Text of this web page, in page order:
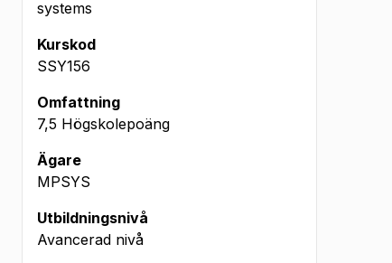
systems
Kurskod
SSY156
Omfattning
7,5 Högskolepoäng
Ägare
MPSYS
Utbildningsnivå
Avancerad nivå